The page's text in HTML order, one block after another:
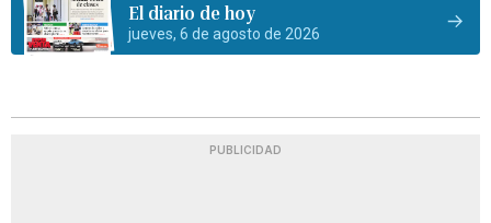
El diario de hoy
jueves, 6 de agosto de 2026
PUBLICIDAD